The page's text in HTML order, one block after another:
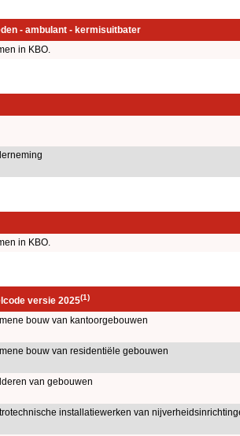
- ambulant - kermisuitbater
in KBO.
in KBO.
versie 2025(1)
bouw van kantoorgebouwen
bouw van residentiële gebouwen
van gebouwen
installatiewerken van